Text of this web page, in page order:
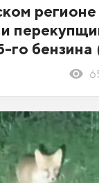
регионе
го бензина